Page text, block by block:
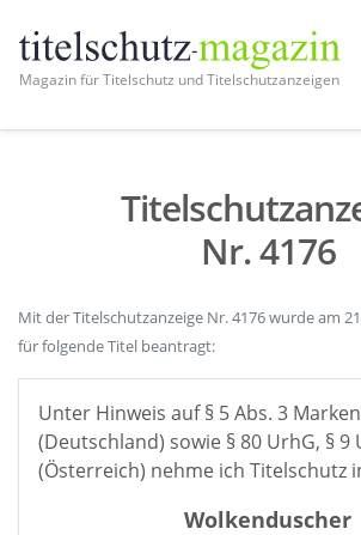
Magazin für Titelschutz und Titelschutzanzeigen
Nr. 4176
Mit der Titelschutzanzeige Nr. 4176 wurde am
für folgende Titel beantragt:
Unter Hinweis auf § 5 Abs. 3
(Deutschland) sowie § 80 UrhG, § 9
(Österreich) nehme ich Titelschutz
Wolkenduscher